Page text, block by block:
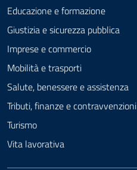
Educazione e formazione
Giustizia e sicurezza pubblica
Imprese e commercio
Mobilità e trasporti
Salute, benessere e assistenza
Tributi, finanze e contravvenzioni
Turismo
Vita lavorativa